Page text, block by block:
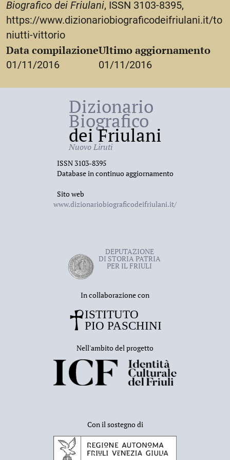
Biografico dei Friulani, ISSN 3103-8395,
https://www.dizionariobiograficodeifriulani.it/to
niutti-vittorio
Data compilazione
01/11/2016
Ultimo aggiornamento
01/11/2016
Dizionario
Biografico
dei Friulani
Nuovo Liruti
ISSN 3103-8395
Database in continuo aggiornamento
Sito web
www.dizionariobiograficodeifriulani.it/
DEPUTAZIONE
DI STORIA PATRIA
PER IL FRIULI
In collaborazione con
Nell'ambito del progetto
Con il sostegno di